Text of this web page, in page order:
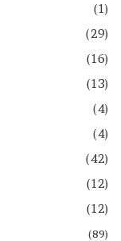
(1)
(29)
(16)
(13)
(4)
(4)
(42)
(12)
(12)
(89)